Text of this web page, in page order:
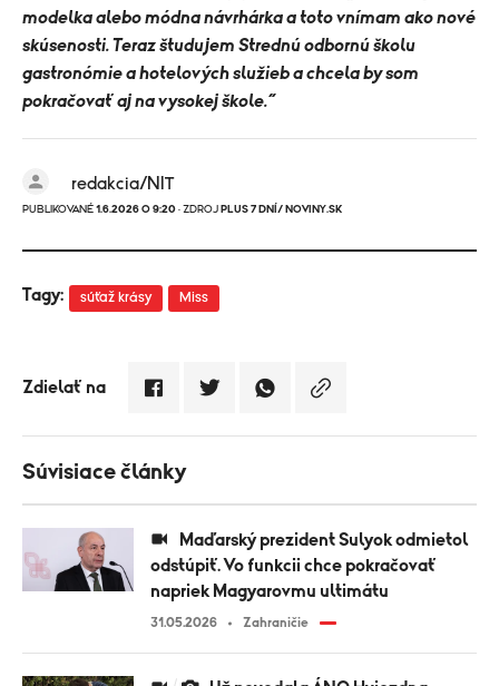
modelka alebo módna návrhárka a toto vnímam ako nové
skúsenosti. Teraz študujem Strednú odbornú školu
gastronómie a hotelových služieb a chcela by som
pokračovať aj na vysokej škole.“
redakcia/NIT
PUBLIKOVANÉ 1.6.2026 O 9:20 · ZDROJ PLUS 7 DNÍ/ NOVINY.SK
Tagy: súťaž krásy Miss
Zdielať na
Súvisiace články
odstúpiť. Vo funkcii chce pokračovať
napriek Magyarovmu ultimátu
31.05.2026 Zahraničie